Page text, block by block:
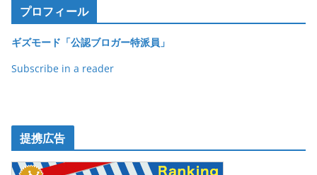
プロフィール
ギズモード「公認ブロガー特派員」
Subscribe in a reader
提携広告